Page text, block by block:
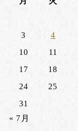
3
4
10
11
17
18
24
25
31
« 7月